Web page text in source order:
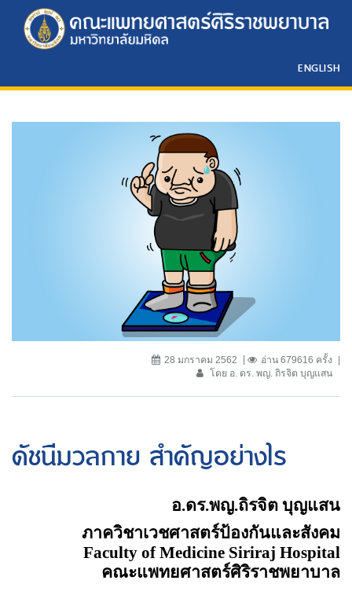
ENGLISH
28 มกราคม 2562
อ่าน 679616 ครั้ง
โดย อ. ดร. พญ. ถิรจิต บุญแสน
ดัชนีมวลกาย สำคัญอย่างไร
อ.ดร.พญ.ถิรจิต บุญแสน
ภาควิชาเวชศาสตร์ป้องกันและสังคม
Faculty of Medicine Siriraj Hospital
คณะแพทยศาสตร์ศิริราชพยาบาล